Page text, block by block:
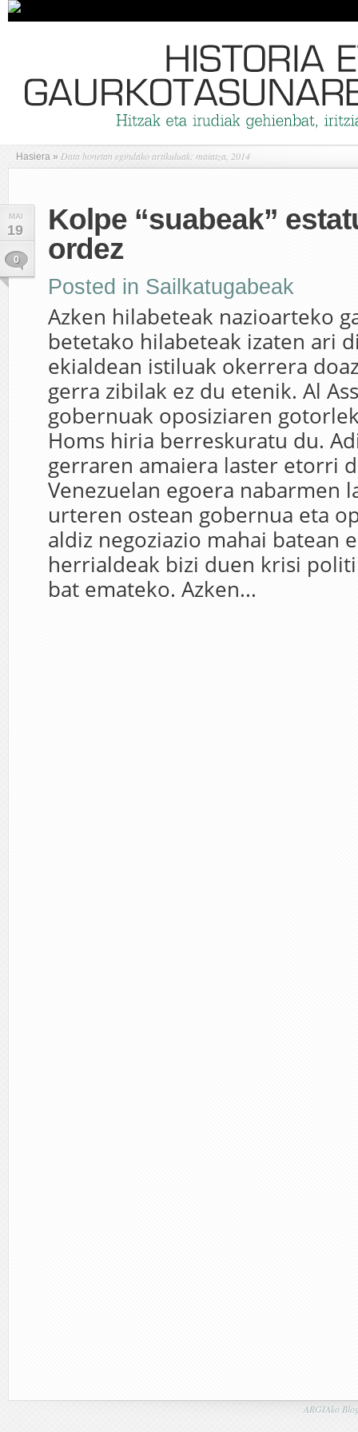
Hasiera » Data honetan egindako artikuluak: maiatza, 2014
MAI
19
0
Kolpe “suabeak”
ordez
Posted in Sailkatugabeak
Azken hilabeteak nazioarteko
betetako hilabeteak izaten ari
ekialdean istiluak okerrera
gerra zibilak ez du etenik. Al
gobernuak oposiziaren
Homs hiria berreskuratu du.
gerraren amaiera laster etorri
Venezuelan egoera nabarmen
urteren ostean gobernua eta
aldiz negoziazio mahai batean
herrialdeak bizi duen krisi
bat emateko. Azken...
ARGIAko